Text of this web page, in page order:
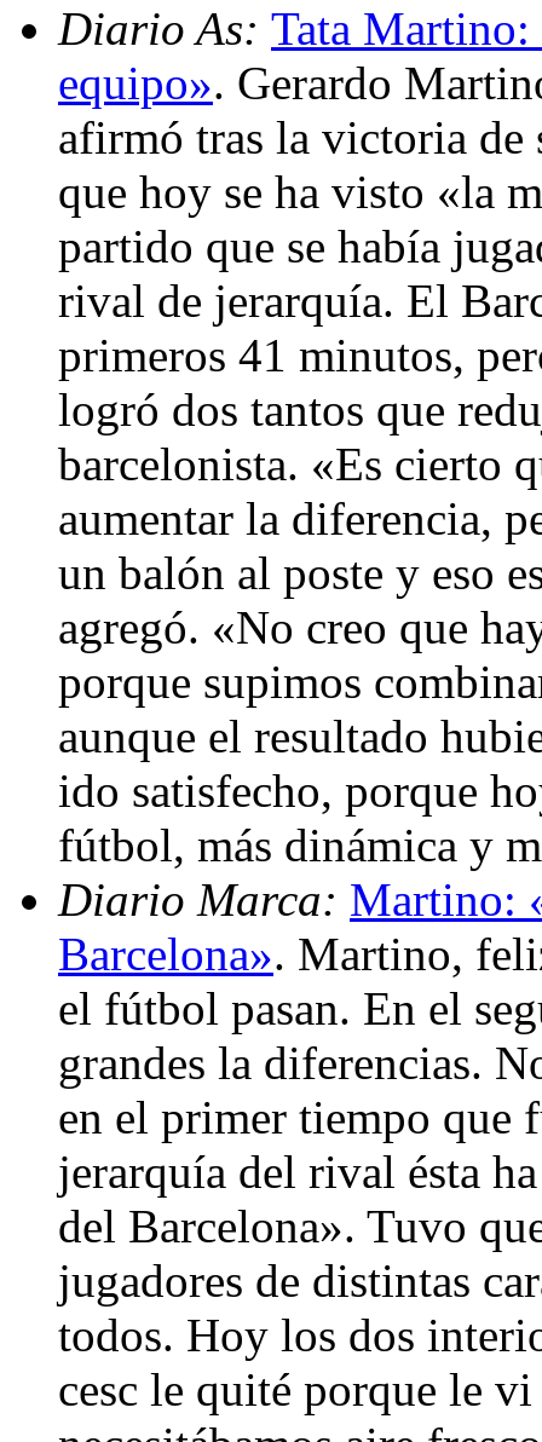
Diario As: Tata
equipo». Gerardo
afirmó tras la victoria de
que hoy se ha visto «la
partido que se había
rival de jerarquía. El
primeros 41 minutos,
logró dos tantos que
barcelonista. «Es cierto
aumentar la diferencia,
un balón al poste y eso
agregó. «No creo que
porque supimos
aunque el resultado
ido satisfecho, porque
fútbol, más dinámica y
Diario Marca: Martino:
Barcelona». Martino,
el fútbol pasan. En el
grandes la diferencias.
en el primer tiempo que
jerarquía del rival ésta
del Barcelona». Tuvo
jugadores de distintas
todos. Hoy los dos
cesc le quité porque le